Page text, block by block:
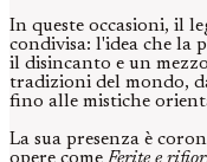
In queste occasioni, il
condivisa: l'idea che la
il disincanto e un
tradizioni del mondo,
fino alle mistiche
La sua presenza è